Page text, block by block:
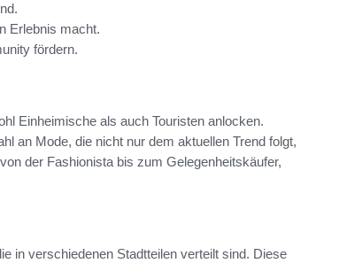
Erlebnis macht.
fördern.
Einheimische als auch Touristen anlocken.
an Mode, die nicht nur dem aktuellen Trend folgt,
der Fashionista bis zum Gelegenheitskäufer,
in verschiedenen Stadtteilen verteilt sind. Diese